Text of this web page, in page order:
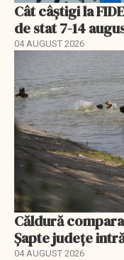
Cât câștigi la
de stat 7-14
04 AUGUST 2026
Căldură
Șapte județe
04 AUGUST 2026